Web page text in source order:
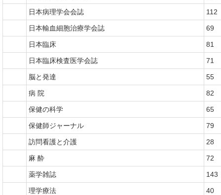
日本病理学会会誌 112
日本輸血細胞治療学会誌 69
日本臨床 81
日本臨床検査医学会誌 71
脳と発達 55
病 院 82
保健の科学 65
保健師ジャーナル 79
訪問看護と介護 28
麻 酔 72
薬学雑誌 143
理学療法 40